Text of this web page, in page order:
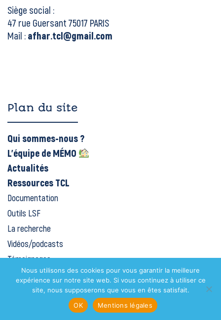
Siège social :
47 rue Guersant 75017 PARIS
Mail : afhar.tcl@gmail.com
Plan du site
Qui sommes-nous ?
L’équipe de MÉMO
Actualités
Ressources TCL
Documentation
Outils LSF
La recherche
Vidéos/podcasts
Témoignages
Adhérer
Contact
Nous utilisons des cookies pour vous garantir la meilleure
expérience sur notre site web. Si vous continuez à utiliser ce
site, nous supposerons que vous en êtes satisfait.
OK
Mentions légales